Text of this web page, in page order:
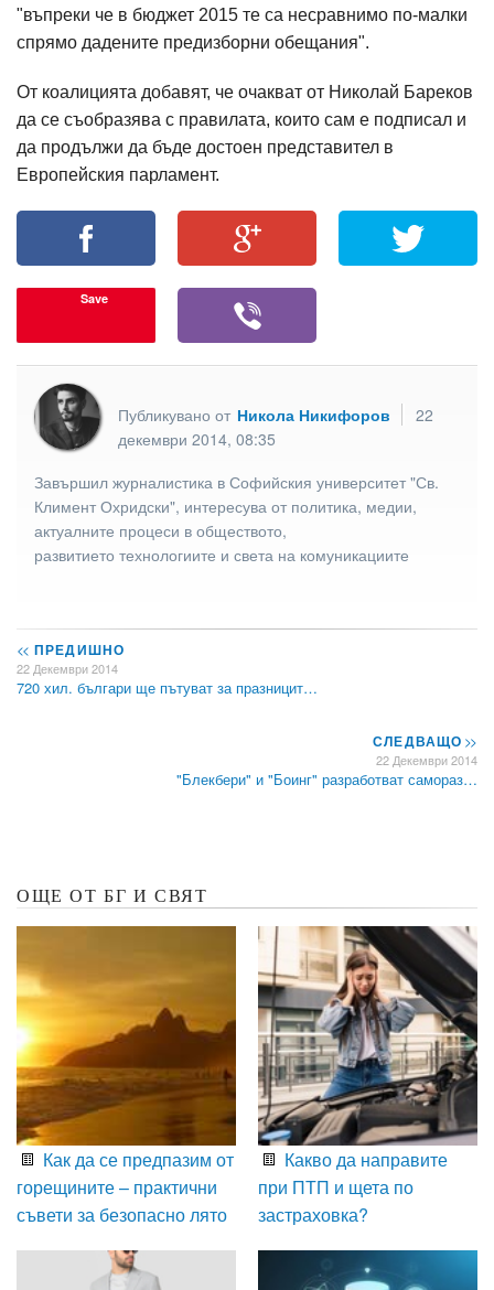
"въпреки че в бюджет 2015 те са несравнимо по-малки
спрямо дадените предизборни обещания".
От коалицията добавят, че очакват от Николай Бареков
да се съобразява с правилата, които сам е подписал и
да продължи да бъде достоен представител в
Европейския парламент.
Save
Публикувано от Никола Никифоров
22
декември 2014, 08:35
Завършил журналистика в Софийския университет "Св.
Климент Охридски", интересува от политика, медии,
актуалните процеси в обществото,
развитието технологиите и света на комуникациите
<< ПРЕДИШНО
22 Декември 2014
720 хил. българи ще пътуват за празницит…
СЛЕДВАЩО>>
22 Декември 2014
"Блекбери" и "Боинг" разработват самораз…
ОЩЕ ОТ БГ И СВЯТ
Как да се предпазим от
горещините – практични
съвети за безопасно лято
Какво да направите
при ПТП и щета по
застраховка?